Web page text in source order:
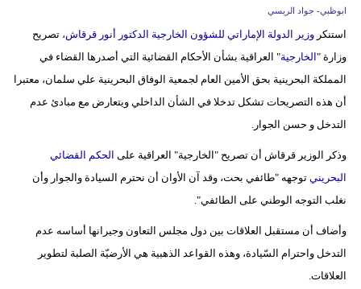
علوم
وتكنولوجيا
مدوَّنات
سيارات
ابوظبي- جواد الريسي
استنكروزير الدولة الإماراتي للشؤون الخارجية الدكتور أنور قرقاش، تصريح
وزارة "الخارجية" العراقية بشأن الأحكام القضائية التي أصدرها القضاء في
المملكة البحرينية بحق الأمين العام لجمعية الوفاق البحرينية علي سلمان، معتبرا
أن هذه التصريحات تشكل تدخلا في الشأن الداخلي ويتعارض مع مبادئ عدم
التدخل و حسن الجوار.
وذكر الوزير قرقاش أن تصريح "الخارجية" العراقية على الحكم القضائي
البحريني توجهه "طائفي بحت، وقد آن الأوان أن نحترم السيادة والجوار وأن
نغلب التوجه الوطني على الطائفي".
وأضاف أن مستقبل العلاقات بين دول مجلس التعاون وجيرانها أساسه عدم
التدخل واحترام السّيادة، وهذه القواعد الذهبية هي الأرضيّة الصلبة لتطوير
العلاقات.